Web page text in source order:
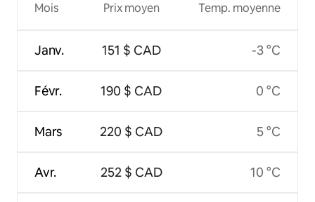
Mois
Janv.
Févr.
Mars
Avr.
Prix moyen
151 $ CAD
190 $ CAD
220 $ CAD
252 $ CAD
Temp. moyenne
-3 °C
0 °C
5 °C
10 °C